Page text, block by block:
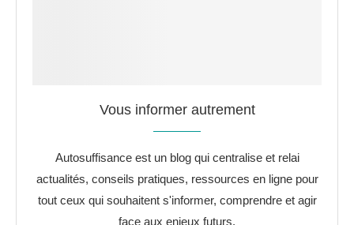
Vous informer autrement
Autosuffisance est un blog qui centralise et relai
actualités, conseils pratiques, ressources en ligne pour
tout ceux qui souhaitent s'informer, comprendre et agir
face aux enjeux futurs.